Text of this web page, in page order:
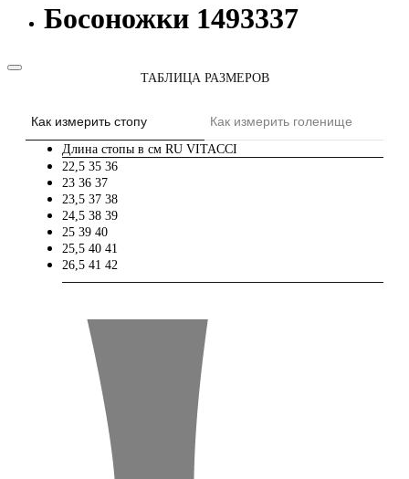
Босоножки 1493337
ТАБЛИЦА РАЗМЕРОВ
Как измерить стопу Как измерить голенище
Длина стопы в см RU VITACCI
22,5 35 36
23 36 37
23,5 37 38
24,5 38 39
25 39 40
25,5 40 41
26,5 41 42